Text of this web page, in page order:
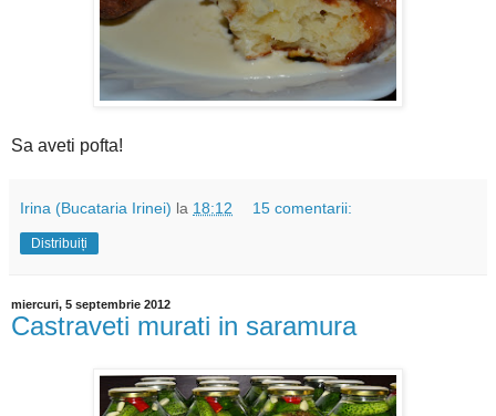
Sa aveti pofta!
Irina (Bucataria Irinei) la 18:12 15 comentarii:
Distribuiți
miercuri, 5 septembrie 2012
Castraveti murati in saramura